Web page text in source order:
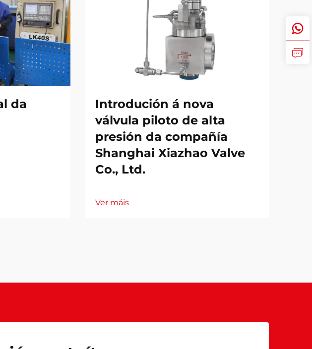
da
Introdución á nova
válvula piloto de alta
presión da compañía
Shanghai Xiazhao Valve
Co., Ltd.
Ver máis